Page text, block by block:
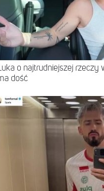
o najtrudniejszej rzeczy
dość